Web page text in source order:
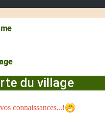
du village
connaissances...!